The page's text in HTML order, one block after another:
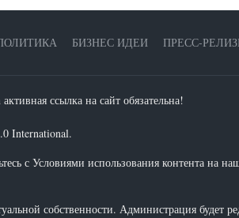
БИЗНЕС ИДЕИ ПРЕСС-
ссылка на сайт обязательна!
International.
с Условиями использования контента на
собственности. Администрация будет